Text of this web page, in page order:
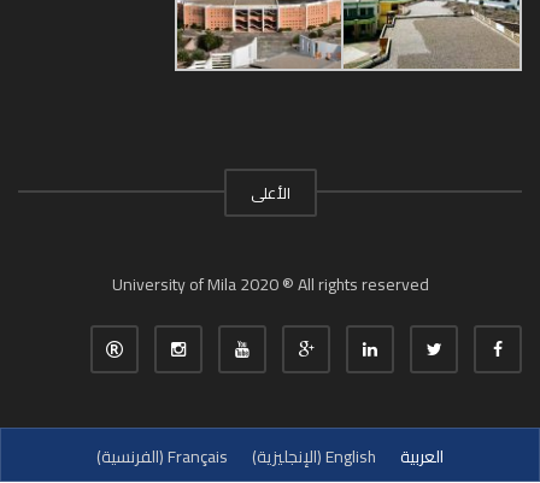
الأعلى
University of Mila 2020 ® All rights reserved
العربية English
(الإنجليزية)
Français
(الفرنسية)